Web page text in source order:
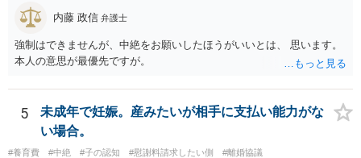
内藤 政信 弁護士
強制はできませんが、中絶をお願いしたほうがいいとは、 思います。
本人の意思が最優先ですが。
5
未成年で妊娠。産みたいが相手に支払い能力がな
い場合。
#養育費 #中絶 #子の認知 #慰謝料請求したい側 #離婚協議